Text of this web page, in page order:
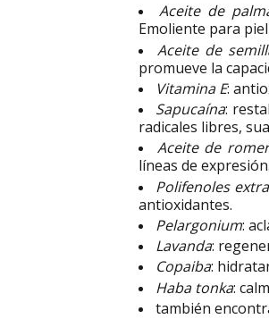
Aceite de
Emoliente para
Aceite de
promueve la
Vitamina E:
Sapucaína:
radicales libres,
Aceite de
líneas de expresión.
Polifenoles
antioxidantes.
Pelargonium:
Lavanda:
Copaiba:
Haba tonka:
también